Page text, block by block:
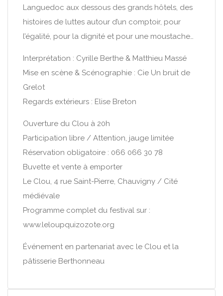
Languedoc aux dessous des grands hôtels, des
histoires de luttes autour d’un comptoir, pour
l’égalité, pour la dignité et pour une moustache…
Interprétation : Cyrille Berthe & Matthieu Massé
Mise en scène & Scénographie : Cie Un bruit de
Grelot
Regards extérieurs : Elise Breton
Ouverture du Clou à 20h
Participation libre / Attention, jauge limitée
Réservation obligatoire : 066 066 30 78
Buvette et vente à emporter
Le Clou, 4 rue Saint-Pierre, Chauvigny / Cité
médiévale
Programme complet du festival sur :
www.leloupquizozote.org
Événement en partenariat avec le Clou et la
pâtisserie Berthonneau